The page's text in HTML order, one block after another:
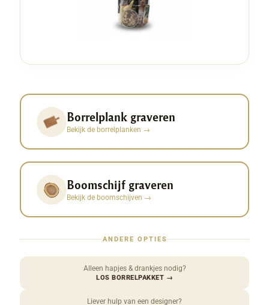
Borrelplank graveren
Bekijk de borrelplanken →
Boomschijf graveren
Bekijk de boomschijven →
ANDERE OPTIES
Alleen hapjes & drankjes nodig?
LOS BORRELPAKKET →
Liever hulp van een designer?